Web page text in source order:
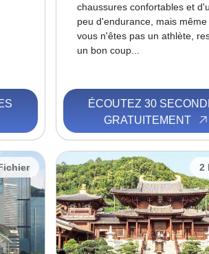
chaussures confortables et
peu d'endurance, mais même
vous n'êtes pas un athlète,
un bon coup...
ÉCOUTEZ 30
GRATUITEMENT
2